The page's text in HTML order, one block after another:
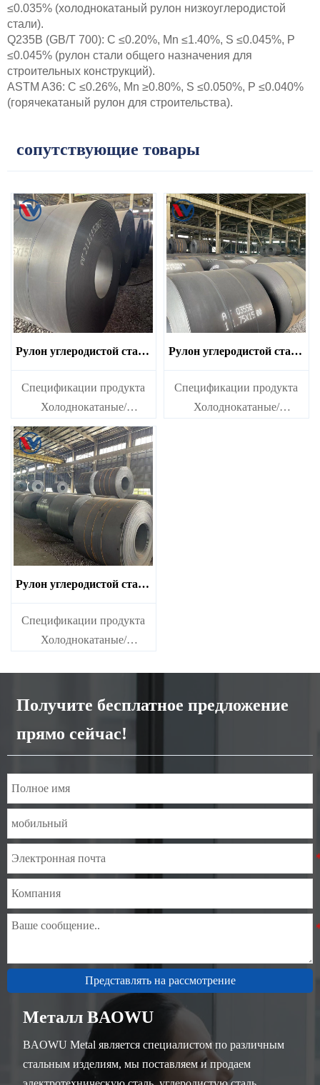
≤0.035% (холоднокатаный рулон низкоуглеродистой
стали).
Q235B (GB/T 700): C ≤0.20%, Mn ≤1.40%, S ≤0.045%, P
≤0.045% (рулон стали общего назначения для
строительных конструкций).
ASTM A36: C ≤0.26%, Mn ≥0.80%, S ≤0.050%, P ≤0.040%
(горячекатаный рулон для строительства).
сопутствующие товары
Рулон углеродистой стали
DC01
Спецификации продукта
Холоднокатаные/
горячекатаные рулоны
углеродистой стали Ms
Рулон углеродистой стали
Q215
Спецификации продукта
Холоднокатаные/
Рулон углеродистой стали
A36
Спецификации продукта
Холоднокатаные/
Получите бесплатное предложение
прямо сейчас!
Представлять на рассмотрение
Металл BAOWU
BAOWU Metal является специалистом по различным
стальным изделиям, мы поставляем и продаем